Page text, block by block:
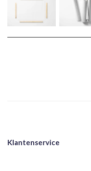
Klantenservice